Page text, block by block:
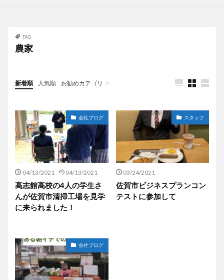
TAG
農家
新着順 人気順 お勧めカテゴリ
未分類
会社ブログ
04/13/2021 04/13/2021
高志館高校の4人の学生さ
んが佐賀市清掃工場を見学
に来られました！
スタッフ
03/24/2021
佐賀市ビジネスプランコン
テストに参加して
会社ブログ